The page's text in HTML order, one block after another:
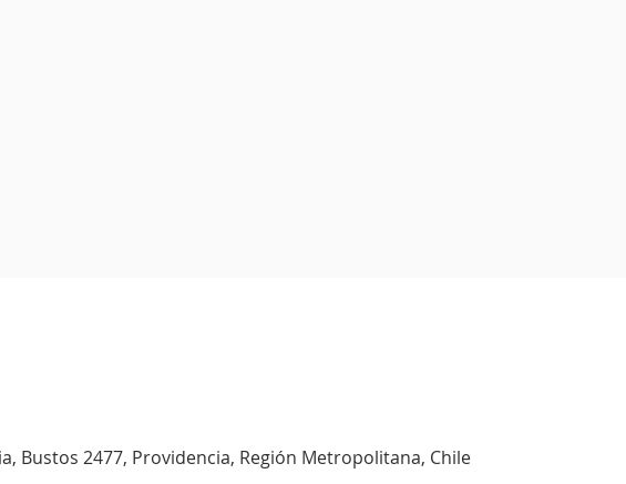
Bustos 2477, Providencia, Región Metropolitana, Chile